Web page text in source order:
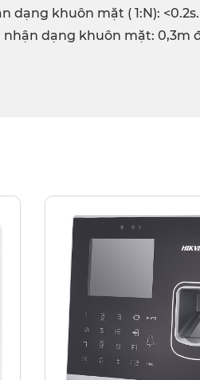
dạng khuôn mặt ( 1:N): <0.2s.
nhận dạng khuôn mặt: 0,3m